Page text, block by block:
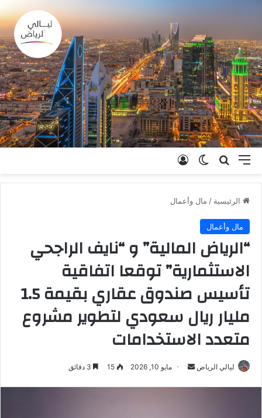
القائمة بحث عنالوضع المظلم
الرئيسية / مال وأعمال
مال وأعمال
“الرياض المالية” و “نايف الراجحي
الاستثمارية” توقعا اتفاقية
تأسيس صندوق عقاري بقيمة 1.5
مليار ريال سعودي لتطوير مشروع
متعدد الاستخدامات
ليالي الرياض مايو 10, 2026 15